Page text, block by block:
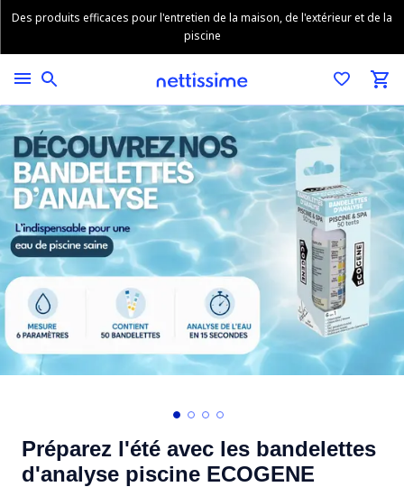
Des produits efficaces pour l'entretien de la maison, de l'extérieur et de la
piscine
Préparez l'été avec les bandelettes
d'analyse piscine ECOGENE